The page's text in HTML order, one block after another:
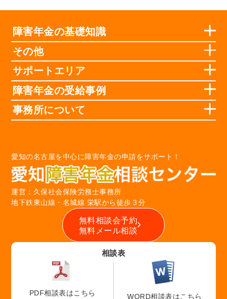
障害年金の基礎知識
その他
サポートエリア
障害年金の受給事例
事務所について
愛知の名古屋を中心に障害年金の申請をサポート！
運営：久保社会保険労務士事務所
地下鉄東山線・名城線 栄駅から徒歩３分
無料相談会予約
無料メール相談
相談表
PDF相談表はこちら WORD相談表はこちら